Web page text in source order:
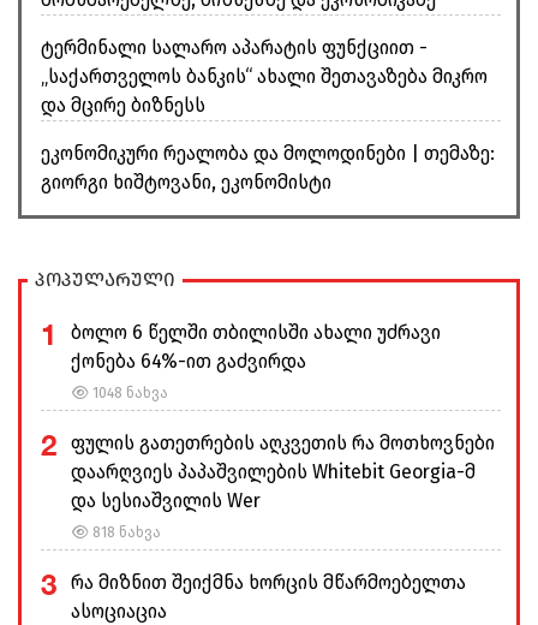
ტერმინალი სალარო აპარატის ფუნქციით -
„საქართველოს ბანკის“ ახალი შეთავაზება მიკრო
და მცირე ბიზნესს
ეკონომიკური რეალობა და მოლოდინები | თემაზე:
გიორგი ხიშტოვანი, ეკონომისტი
პოპულარული
1
ბოლო 6 წელში თბილისში ახალი უძრავი
ქონება 64%-ით გაძვირდა
1048 ნახვა
2
ფულის გათეთრების აღკვეთის რა მოთხოვნები
დაარღვიეს პაპაშვილების Whitebit Georgia-მ
და სესიაშვილის Wer
818 ნახვა
3
რა მიზნით შეიქმნა ხორცის მწარმოებელთა
ასოციაცია